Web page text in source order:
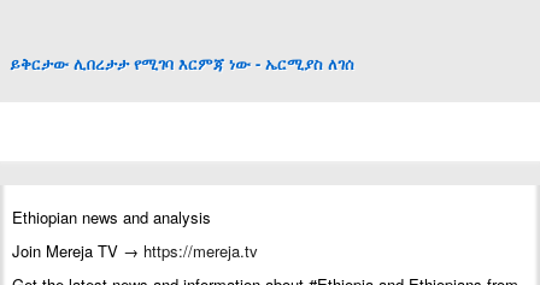
ይቅርታው ሊበረታታ የሚገባ እርምጃ ነው - ኤርሚያስ ለገሰ
Ethiopian news and analysis
Join Mereja TV → https://mereja.tv